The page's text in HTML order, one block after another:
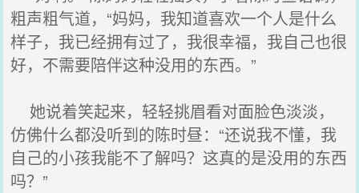
粗声粗气道，“妈妈，我知道喜欢一个人是什么
样子，我已经拥有过了，我很幸福，我自己也很
好，不需要陪伴这种没用的东西。”
她说着笑起来，轻轻挑眉看对面脸色淡淡，
仿佛什么都没听到的陈时昼：“还说我不懂，我
自己的小孩我能不了解吗？这真的是没用的东西
吗？”